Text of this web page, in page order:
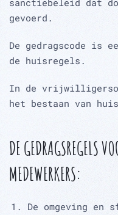
sanctiebeleid dat
gevoerd.
De gedragscode is
de huisregels.
In de
het bestaan van
DE GEDRAGSREGELS
MEDEWERKERS:
De omgeving en